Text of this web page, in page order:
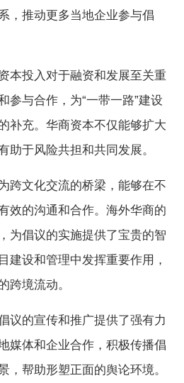
，推动更多当地企业参与倡
投入对于融资和发展至关重
参与合作，为“一带一路”建设
补充。华商资本不仅能够扩大
助于风险共担和共同发展。
文化交流的桥梁，能够在不
效的沟通和合作。海外华商的
为倡议的实施提供了宝贵的智
建设和管理中发挥重要作用，
跨境流动。
的宣传和推广提供了强有力
媒体和企业合作，积极传播倡
，帮助形塑正面的舆论环境。